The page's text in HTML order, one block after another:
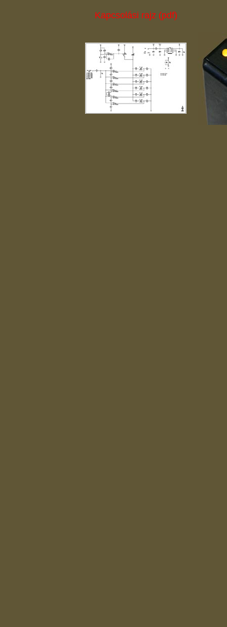
Kapcsolási rajz (pdf)